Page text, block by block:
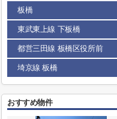
板橋
東武東上線 下板橋
都営三田線 板橋区役所前
埼京線 板橋
おすすめ物件